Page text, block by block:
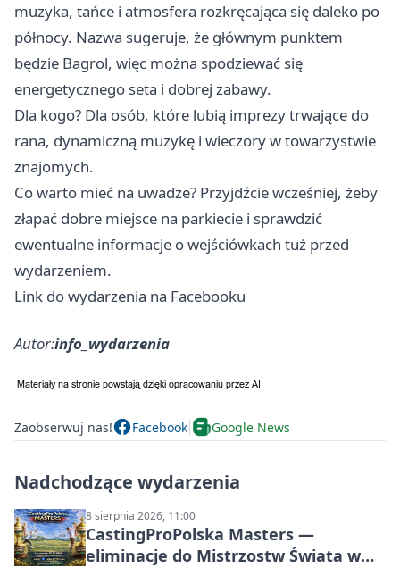
muzyka, tańce i atmosfera rozkręcająca się daleko po
północy. Nazwa sugeruje, że głównym punktem
będzie Bagrol, więc można spodziewać się
energetycznego seta i dobrej zabawy.
Dla kogo? Dla osób, które lubią imprezy trwające do
rana, dynamiczną muzykę i wieczory w towarzystwie
znajomych.
Co warto mieć na uwadze? Przyjdźcie wcześniej, żeby
złapać dobre miejsce na parkiecie i sprawdzić
ewentualne informacje o wejściówkach tuż przed
wydarzeniem.
Link do wydarzenia na Facebooku
Autor:info_wydarzenia
Zaobserwuj nas! Facebook Google News
Nadchodzące wydarzenia
8 sierpnia 2026, 11:00
CastingProPolska Masters —
eliminacje do Mistrzostw Świata w